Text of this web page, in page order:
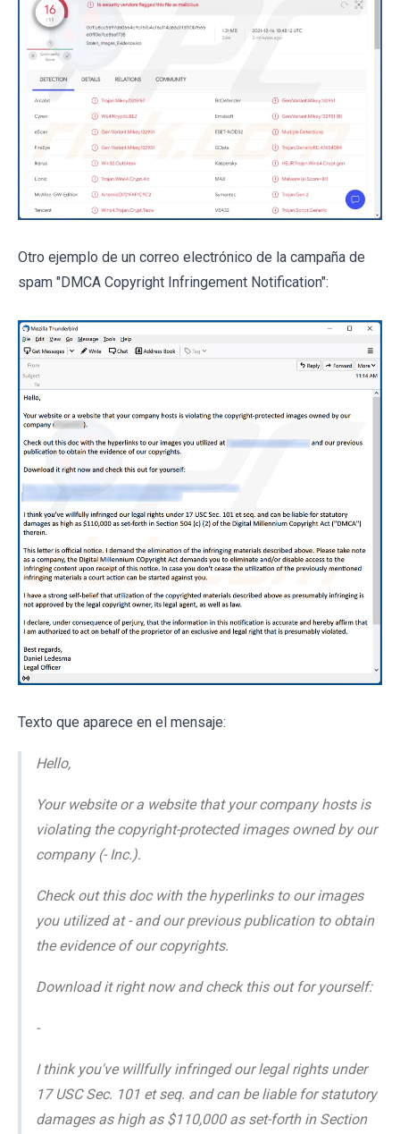
Otro ejemplo de un correo electrónico de la campaña de
spam "DMCA Copyright Infringement Notification":
Texto que aparece en el mensaje:
Hello,
Your website or a website that your company hosts is
violating the copyright-protected images owned by our
company (- Inc.).
Check out this doc with the hyperlinks to our images
you utilized at - and our previous publication to obtain
the evidence of our copyrights.
Download it right now and check this out for yourself:
-
I think you've willfully infringed our legal rights under
17 USC Sec. 101 et seq. and can be liable for statutory
damages as high as $110,000 as set-forth in Section